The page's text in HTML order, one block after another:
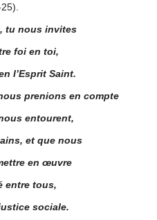
tu nous invites
foi en toi,
l’Esprit Saint.
prenions en compte
entourent,
et que nous
en œuvre
entre tous,
sociale.